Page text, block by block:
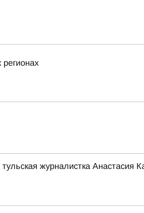
журналистка Анастасия